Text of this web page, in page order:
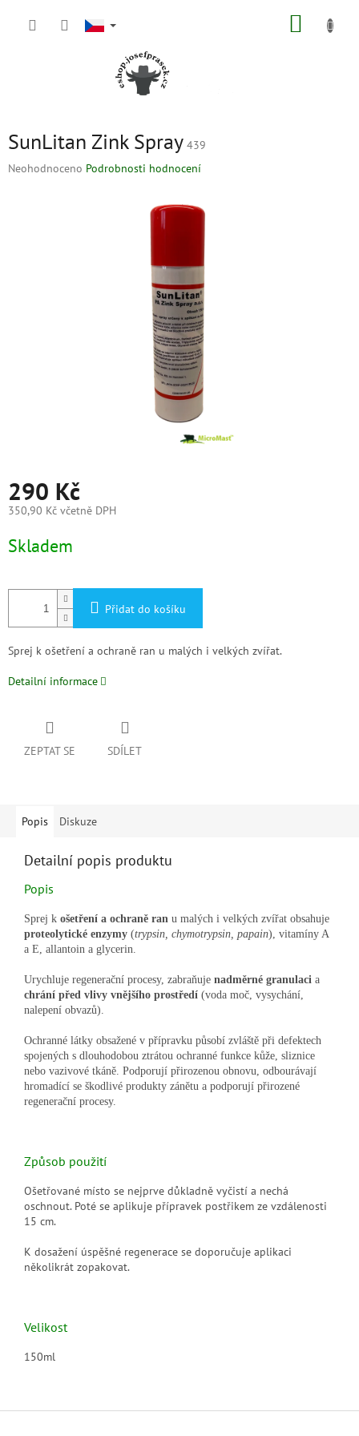
SunLitan Zink Spray 439
Průměrné
Neohodnoceno Podrobnosti hodnocení
290 Kč
350,90 Kč včetně DPH
cena:
Skladem
Přidat do košíku
Sprej k ošetření a ochraně ran u malých i velkých zvířat.
Detailní informace
ZEPTAT SE SDÍLET
Popis Diskuze
Detailní popis produktu
Popis
Sprej k ošetření a ochraně ran u malých i velkých zvířat obsahuje
proteolytické enzymy (trypsin, chymotrypsin, papain), vitamíny A
a E, allantoin a glycerin.
Urychluje regenerační procesy, zabraňuje nadměrné granulaci a
chrání před vlivy vnějšího prostředí (voda moč, vysychání,
nalepení obvazů).
Ochranné látky obsažené v přípravku působí zvláště při defektech
spojených s dlouhodobou ztrátou ochranné funkce kůže, sliznice
nebo vazivové tkáně. Podporují přirozenou obnovu, odbourávají
hromadící se škodlivé produkty zánětu a podporují přirozené
regenerační procesy.
Způsob použití
Ošetřované místo se nejprve důkladně vyčistí a nechá
oschnout. Poté se aplikuje přípravek postřikem ze vzdálenosti
15 cm.
K dosažení úspěšné regenerace se doporučuje aplikaci
několikrát zopakovat.
Velikost
150ml